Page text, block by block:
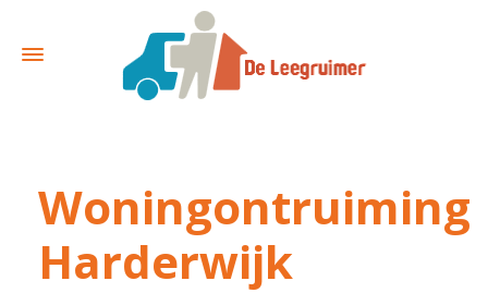
Woningontruiming
Harderwijk